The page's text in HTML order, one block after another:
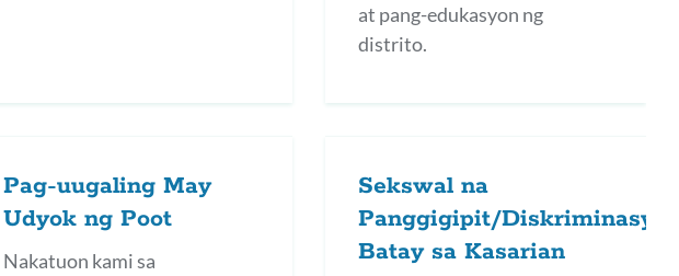
at pang-edukasyon ng
distrito.
Pag-uugaling May
Udyok ng Poot
Nakatuon kami sa
Sekswal na
Panggigipit/
Batay sa Kasarian